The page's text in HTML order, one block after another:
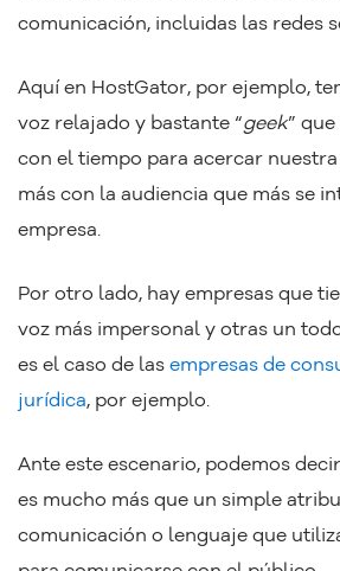
comunicación, incluidas las redes
Aquí en HostGator, por ejemplo,
voz relajado y bastante “geek”
con el tiempo para acercar
más con la audiencia que más se
empresa.
Por otro lado, hay empresas que
voz más impersonal y otras un
es el caso de las empresas de
jurídica, por ejemplo.
Ante este escenario, podemos
es mucho más que un simple
comunicación o lenguaje que